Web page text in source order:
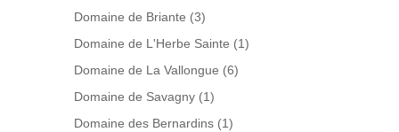
Domaine de Briante (3)
Domaine de L'Herbe Sainte (1)
Domaine de La Vallongue (6)
Domaine de Savagny (1)
Domaine des Bernardins (1)